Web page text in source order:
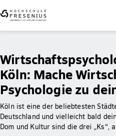
Köln: Mache
Psychologie zu
Köln ist eine der beliebtesten
Deutschland und vielleicht bald
Dom und Kultur sind die drei „Ks“,